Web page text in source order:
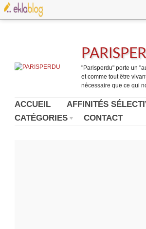
"Parisperdu" porte un
et comme tout être
nécessaire que ce qui
ACCUEIL AFFINITÉS
CATÉGORIES
CONTACT